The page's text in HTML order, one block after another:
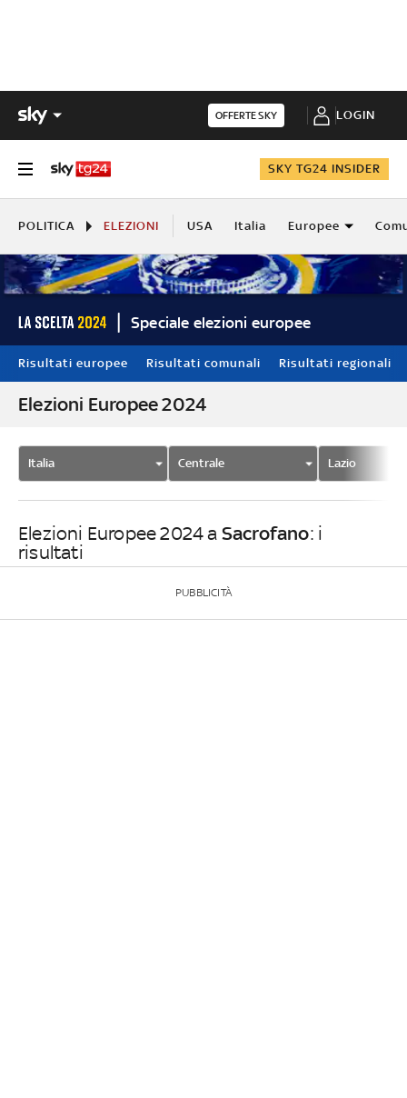
OFFERTE SKY LOGIN
SKY TG24 INSIDER
POLITICA ELEZIONI USA Italia Europee
Speciale elezioni europee
Risultati europee Risultati comunali Risultati regionali
Elezioni Europee 2024
Italia Centrale Lazio
Elezioni Europee 2024 a Sacrofano: i
risultati
PUBBLICITÀ